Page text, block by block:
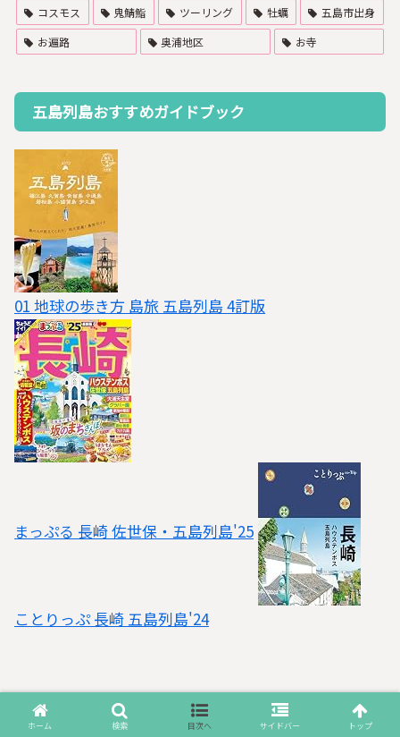
コスモス
鬼鯖鮨 ツーリング 牡蠣
五島市出身
お遍路
奥浦地区 お寺
五島列島おすすめガイドブック
01 地球の歩き方 島旅 五島列島 4訂版
まっぷる 長崎 佐世保・五島列島'25
ことりっぷ 長崎 五島列島'24
ホーム 検索 目次へ サイドバー トップ